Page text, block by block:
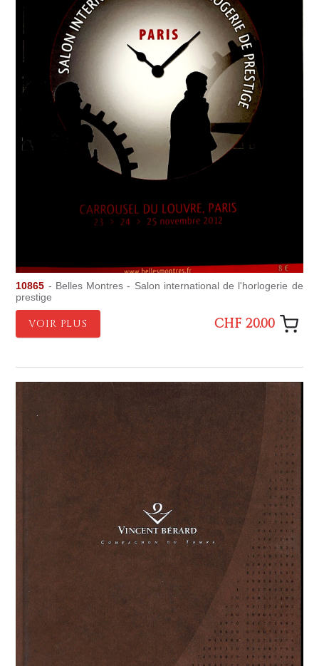
10865 - Belles Montres - Salon international de l'horlogerie de
prestige
VOIR PLUS CHF 20.00